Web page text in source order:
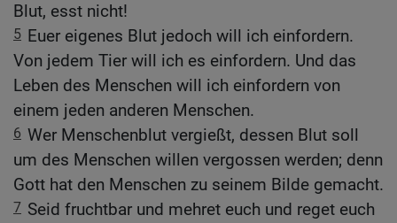
Blut, esst nicht!
5 Euer eigenes Blut jedoch will ich einfordern.
Von jedem Tier will ich es einfordern. Und das
Leben des Menschen will ich einfordern von
einem jeden anderen Menschen.
6 Wer Menschenblut vergießt, dessen Blut soll
um des Menschen willen vergossen werden; denn
Gott hat den Menschen zu seinem Bilde gemacht.
7 Seid fruchtbar und mehret euch und reget euch